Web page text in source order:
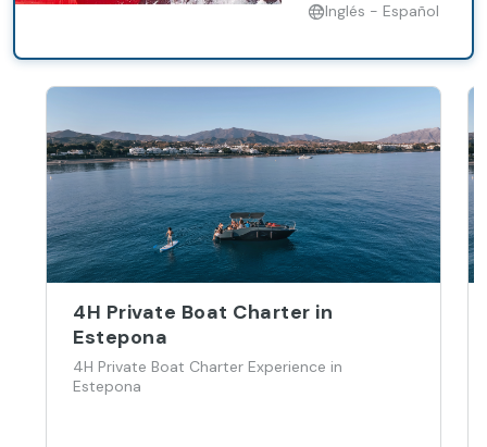
Inglés - Español
4H Private Boat Charter in
Estepona
4H Private Boat Charter Experience in
Estepona